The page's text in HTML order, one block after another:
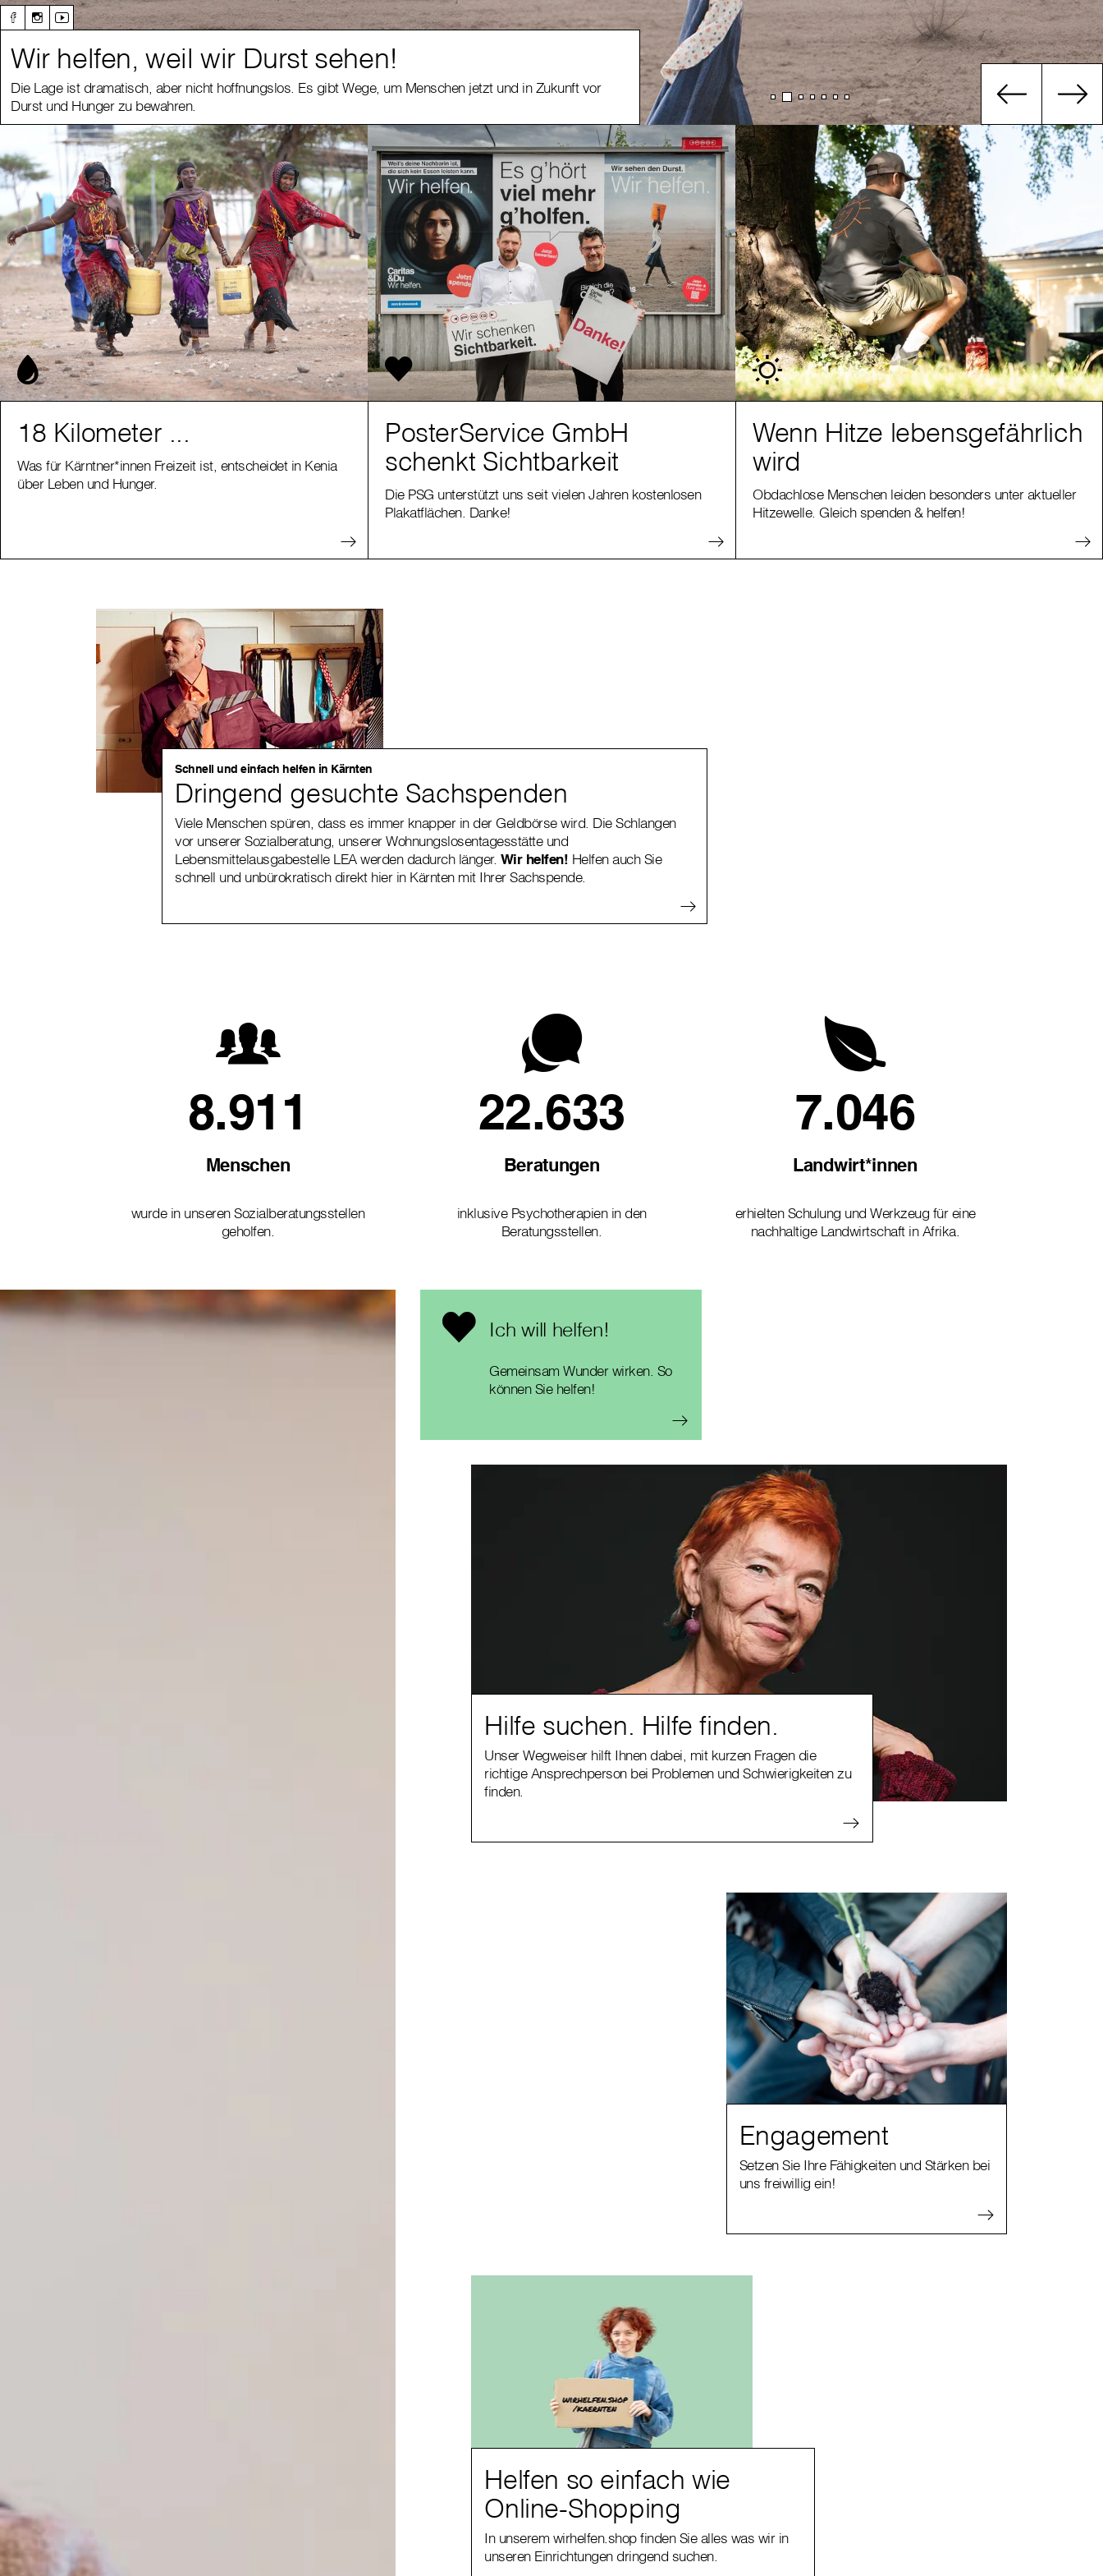
Wir helfen, weil wir Durst sehen!
Die Lage ist dramatisch, aber nicht hoffnungslos. Es gibt Wege, um Menschen jetzt und in Zukunft vor
Durst und Hunger zu bewahren.
18 Kilometer ...
Was für Kärntner*innen Freizeit ist, entscheidet in Kenia
über Leben und Hunger.
PosterService GmbH
schenkt Sichtbarkeit
Die PSG unterstützt uns seit vielen Jahren kostenlosen
Plakatflächen. Danke!
Wenn Hitze lebensgefährlich
wird
Obdachlose Menschen leiden besonders unter aktueller
Hitzewelle. Gleich spenden & helfen!
Schnell und einfach helfen in Kärnten
Dringend gesuchte Sachspenden
Viele Menschen spüren, dass es immer knapper in der Geldbörse wird. Die Schlangen
vor unserer Sozialberatung, unserer Wohnungslosentagesstätte und
Lebensmittelausgabestelle LEA werden dadurch länger. Wir helfen! Helfen auch Sie
schnell und unbürokratisch direkt hier in Kärnten mit Ihrer Sachspende.
8.911
Menschen
wurde in unseren Sozialberatungsstellen
geholfen.
22.633
Beratungen
inklusive Psychotherapien in den
Beratungsstellen.
7.046
Landwirt*innen
erhielten Schulung und Werkzeug für eine
nachhaltige Landwirtschaft in Afrika.
Ich will helfen!
Gemeinsam Wunder wirken. So
können Sie helfen!
Hilfe suchen. Hilfe finden.
Unser Wegweiser hilft Ihnen dabei, mit kurzen Fragen die
richtige Ansprechperson bei Problemen und Schwierigkeiten zu
finden.
Engagement
Setzen Sie Ihre Fähigkeiten und Stärken bei
uns freiwillig ein!
Helfen so einfach wie
Online-Shopping
In unserem wirhelfen.shop finden Sie alles was wir in
unseren Einrichtungen dringend suchen.